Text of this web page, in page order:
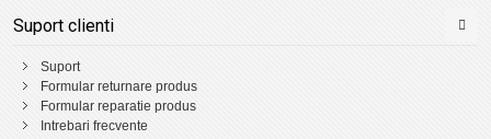
Suport clienti
Suport
Formular returnare produs
Formular reparatie produs
Intrebari frecvente